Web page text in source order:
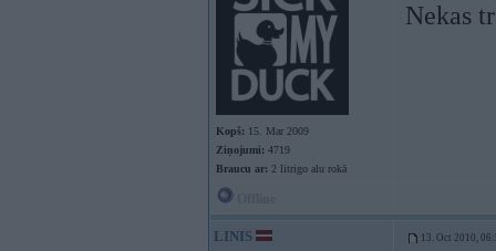
Kopš: 15. Mar 2009
Ziņojumi: 4719
Braucu ar: 2 litrigo alu rokā
Nekas
LINIS 13. Oct 2010,